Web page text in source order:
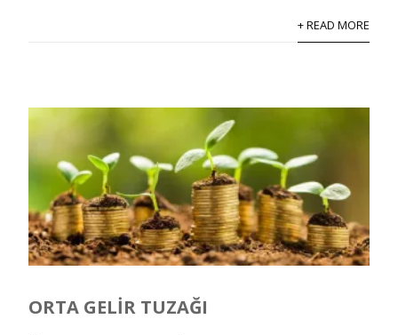
+ READ MORE
ORTA GELIR TUZAĞI